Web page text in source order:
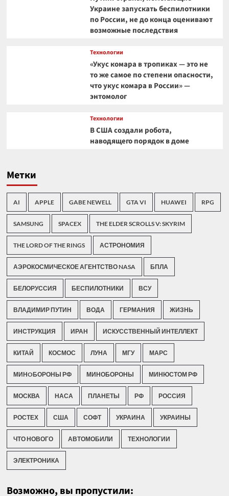
Украине запускать беспилотники
по России, не до конца оценивают
возможные последствия
Технологии
«Укус комара в тропиках — это не
то же самое по степени опасности,
что укус комара в России» —
энтомолог
Технологии
В США создали робота,
наводящего порядок в доме
Метки
AI APPLE GABE NEWELL GTA VI HUAWEI RPG
SAMSUNG SPACEX THE ELDER SCROLLS V: SKYRIM
THE LORD OF THE RINGS АСТРОНОМИЯ
АЭРОКОСМИЧЕСКОЕ АГЕНТСТВО NASA БПЛА
БЕЛОРУССИЯ БЕСПИЛОТНИКИ ВСУ
ВЛАДИМИР ПУТИН ВОДА ГЕРМАНИЯ ЖИЗНЬ
ИНСТРУКЦИЯ ИРАН ИСКУССТВЕННЫЙ ИНТЕЛЛЕКТ
КИТАЙ КОСМОС ЛУНА МГУ МАРС
МИНOБОРОНЫ РФ МИНОБОРОНЫ МИНЮСТОМ РФ
МОСКВА НАСА ПЛАНЕТЫ РФ РОССИЯ
РОСТЕХ США СОФТ УКРАИНА УКРАИНЫ
ЧТО НОВОГО АВТОМОБИЛИ ТЕХНОЛОГИИ
ЭЛЕКТРОНИКА
Возможно, вы пропустили: